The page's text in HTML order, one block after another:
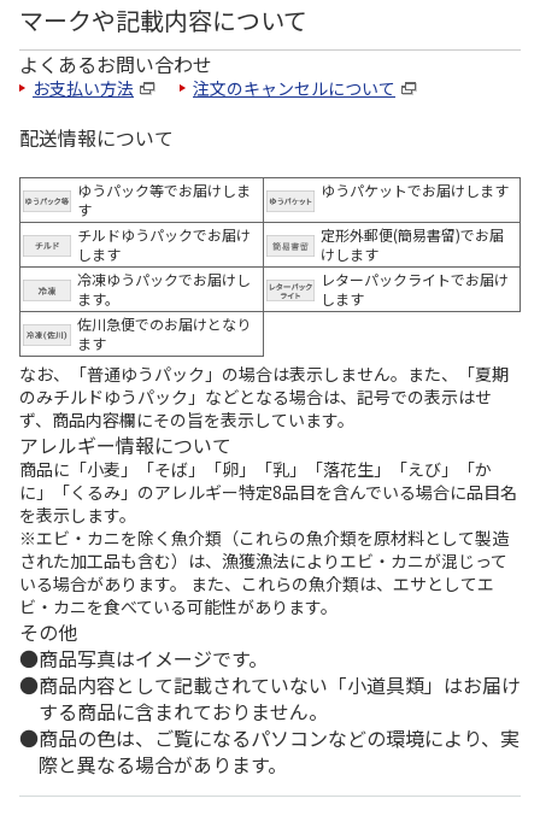
マークや記載内容について
よくあるお問い合わせ
お支払い方法 注文のキャンセルについて
配送情報について
ゆうパック等でお届けしま
す
ゆうパケットでお届けします
チルドゆうパックでお届け
します
定形外郵便(簡易書留)でお届
けします
冷凍ゆうパックでお届けし
ます。
レターパックライトでお届け
します
佐川急便でのお届けとなり
ます
なお、「普通ゆうパック」の場合は表示しません。また、「夏期
のみチルドゆうパック」などとなる場合は、記号での表示はせ
ず、商品内容欄にその旨を表示しています。
アレルギー情報について
商品に「小麦」「そば」「卵」「乳」「落花生」「えび」「か
に」「くるみ」のアレルギー特定8品目を含んでいる場合に品目名
を表示します。
※エビ・カニを除く魚介類（これらの魚介類を原材料として製造
された加工品も含む）は、漁獲漁法によりエビ・カニが混じって
いる場合があります。 また、これらの魚介類は、エサとしてエ
ビ・カニを食べている可能性があります。
その他
商品写真はイメージです。
商品内容として記載されていない「小道具類」はお届け
する商品に含まれておりません。
商品の色は、ご覧になるパソコンなどの環境により、実
際と異なる場合があります。